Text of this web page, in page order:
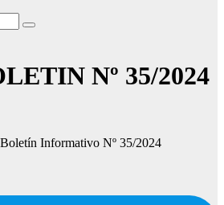
Nº 35/2024
Informativo Nº 35/2024